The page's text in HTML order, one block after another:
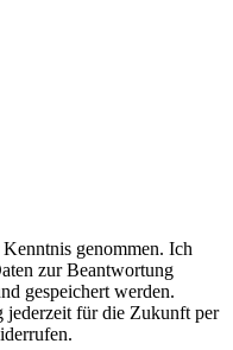
genommen. Ich
zur Beantwortung
gespeichert werden.
für die Zukunft per